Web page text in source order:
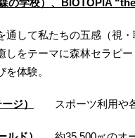
の学校）、BIOTOPIA
通して私たちの五感（視
しをテーマに森林セラピ
体験。
ジ） スポーツ利用や各